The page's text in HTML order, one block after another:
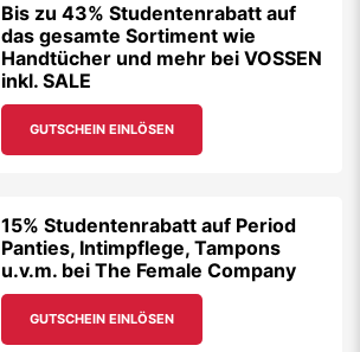
Bis zu 43% Studentenrabatt auf
das gesamte Sortiment wie
Handtücher und mehr bei VOSSEN
inkl. SALE
GUTSCHEIN EINLÖSEN
15% Studentenrabatt auf Period
Panties, Intimpflege, Tampons
u.v.m. bei The Female Company
GUTSCHEIN EINLÖSEN